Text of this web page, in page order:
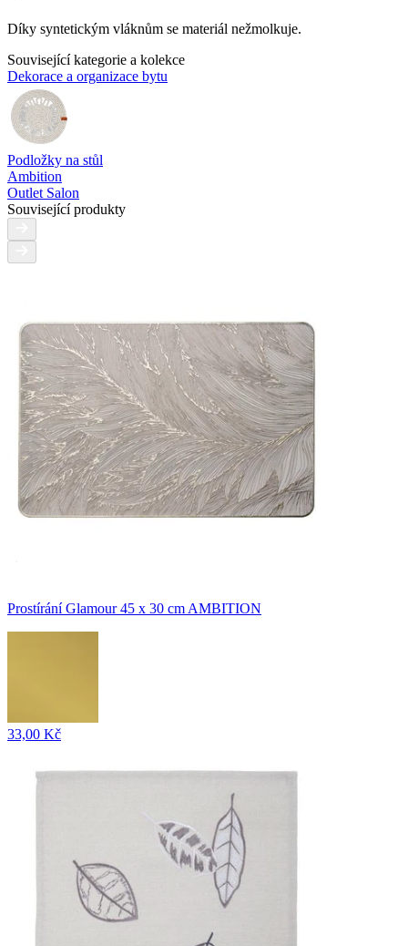
Díky syntetickým vláknům se materiál nežmolkuje.
Související kategorie a kolekce
Dekorace a organizace bytu
Podložky na stůl
Ambition
Outlet Salon
Související produkty
Prostírání Glamour 45 x 30 cm AMBITION
33,00 Kč